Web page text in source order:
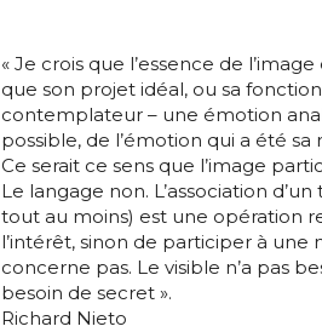
Nom
« Je crois que l’essence de
que son projet idéal, ou sa
contemplateur – une émotion
possible, de l’émotion qui a été sa
Ce serait ce sens que l’image
Le langage non. L’association
tout au moins) est une opération
l’intérêt, sinon de participer à une
concerne pas. Le visible n’a pas
besoin de secret ».
Richard Nieto